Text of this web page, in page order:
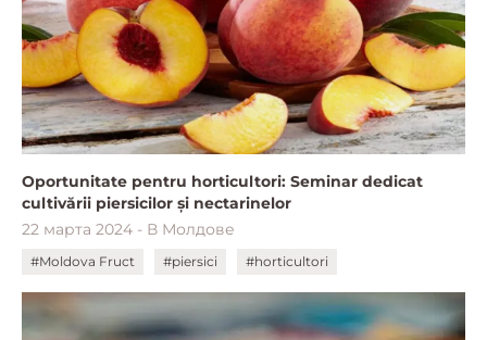
Oportunitate pentru horticultori: Seminar dedicat
cultivării piersicilor și nectarinelor
22 марта 2024 - В Молдове
#Moldova Fruct #piersici #horticultori